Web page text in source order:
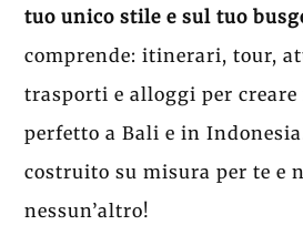
tuo unico stile e sul tuo
comprende: itinerari, tour,
trasporti e alloggi per
perfetto a Bali e in
costruito su misura per te e
nessun’altro!